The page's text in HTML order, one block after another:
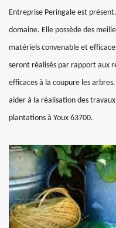
Entreprise Peringale est
domaine. Elle possède des
matériels convenable et
seront réalisés par rapport aux
efficaces à la coupure les
aider à la réalisation des
plantations à Youx 63700.